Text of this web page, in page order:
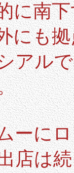
に南
にも
アル
ーに
店は